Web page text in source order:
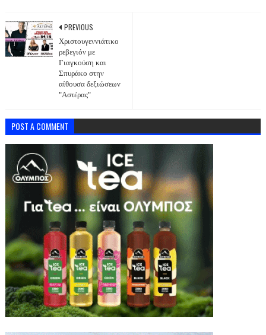
PREVIOUS
Χριστουγεννιάτικο
ρεβεγιόν με
Γιαγκούση και
Σπυράκο στην
αίθουσα δεξιώσεων
"Αστέρας"
POST A COMMENT